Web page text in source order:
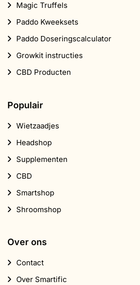
Magic Truffels
Paddo Kweeksets
Paddo Doseringscalculator
Growkit instructies
CBD Producten
Populair
Wietzaadjes
Headshop
Supplementen
CBD
Smartshop
Shroomshop
Over ons
Contact
Over Smartific